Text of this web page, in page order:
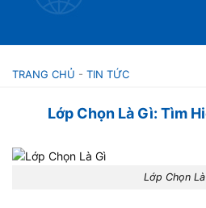
TRANG CHỦ - TIN TỨC
Lớp Chọn Là Gì: Tìm
Lớp Chọn